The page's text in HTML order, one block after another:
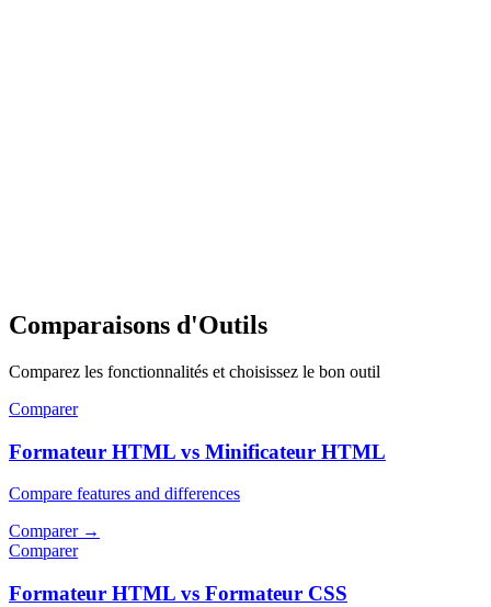
Comparaisons d'Outils
Comparez les fonctionnalités et choisissez le bon outil
Comparer
Formateur HTML vs Minificateur HTML
Compare features and differences
Comparer→
Comparer
Formateur HTML vs Formateur CSS